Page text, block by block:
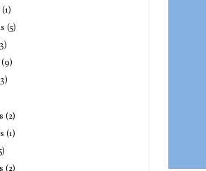
(5)
(2)
(1)
(2)